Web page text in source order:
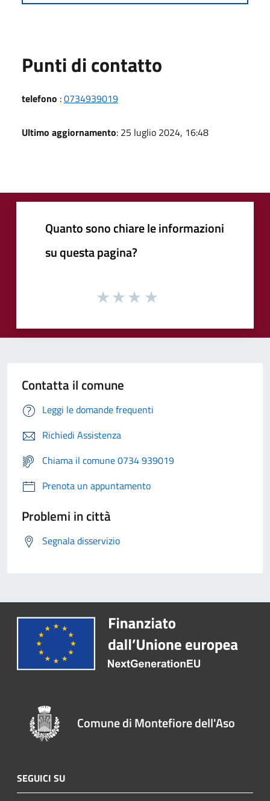
Punti di contatto
telefono :0734939019
Ultimo aggiornamento: 25 luglio 2024, 16:48
Quanto sono chiare le informazioni
su questa pagina?
Contatta il comune
Leggi le domande frequenti
Richiedi Assistenza
Chiama il comune 0734 939019
Prenota un appuntamento
Problemi in città
Segnala disservizio
Comune di Montefiore dell'Aso
SEGUICI SU